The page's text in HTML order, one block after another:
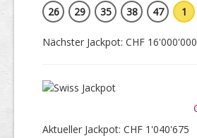
26
29 35 38 47 1
Nächster Jackpot: CHF 16'000'000
Aktueller Jackpot: CHF 1'040'675